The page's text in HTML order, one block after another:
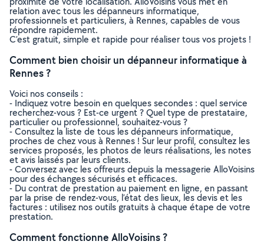
relation avec tous les dépanneurs informatique,
professionnels et particuliers, à Rennes, capables de vous
répondre rapidement.
C’est gratuit, simple et rapide pour réaliser tous vos projets !
Comment bien choisir un dépanneur informatique à
Rennes ?
Voici nos conseils :
- Indiquez votre besoin en quelques secondes : quel service
recherchez-vous ? Est-ce urgent ? Quel type de prestataire,
particulier ou professionnel, souhaitez-vous ?
- Consultez la liste de tous les dépanneurs informatique,
proches de chez vous à Rennes ! Sur leur profil, consultez les
services proposés, les photos de leurs réalisations, les notes
et avis laissés par leurs clients.
- Conversez avec les offreurs depuis la messagerie AlloVoisins
pour des échanges sécurisés et efficaces.
- Du contrat de prestation au paiement en ligne, en passant
par la prise de rendez-vous, l’état des lieux, les devis et les
factures : utilisez nos outils gratuits à chaque étape de votre
prestation.
Comment fonctionne AlloVoisins ?